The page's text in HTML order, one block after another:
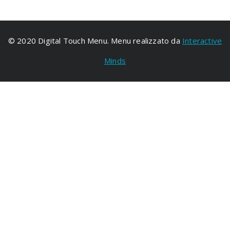
© 2020 Digital Touch Menu. Menu realizzato da Interactive
Minds